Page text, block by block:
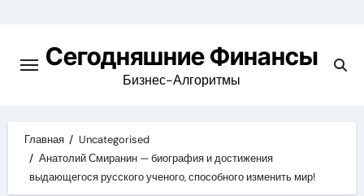
содержимомуСегодняшние Финансы
Бизнес-Алгоритмы
Главная
Uncategorised
Анатолий Смиранин — биография и достижения
выдающегося русского ученого, способного изменить мир!